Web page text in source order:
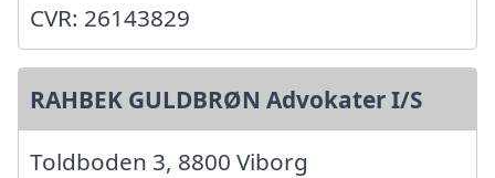
CVR: 26143829
RAHBEK GULDBRØN Advokater I/S
Toldboden 3, 8800 Viborg